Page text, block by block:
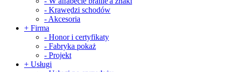
- Krawędzi schodów
- Akcesoria
+ Firma
- Honor i certyfikaty
- Fabryka pokaż
- Projekt
+ Usługi